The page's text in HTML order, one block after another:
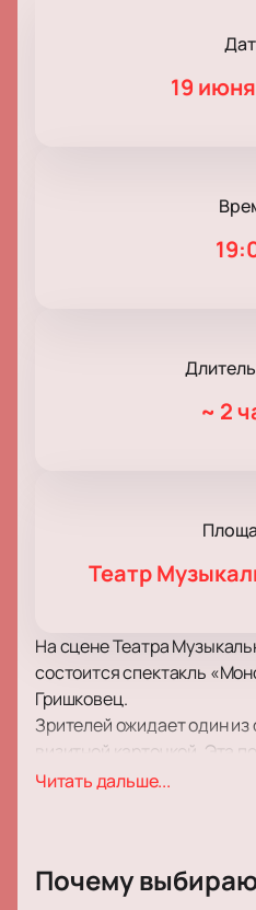
19
~ 2
Театр
На сцене Театра
состоится спектакль
Гришковец.
Зрителей ожидает один из
визитной карточкой. Эта
метафорами,
интересные декорации,
Читать дальше...
Почему